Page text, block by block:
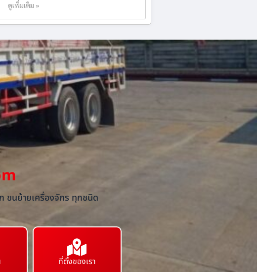
ดูเพิ่มเติม »
ขนย้ายเครื่องจักร ทุกชนิด
ที่ตั้งของเรา